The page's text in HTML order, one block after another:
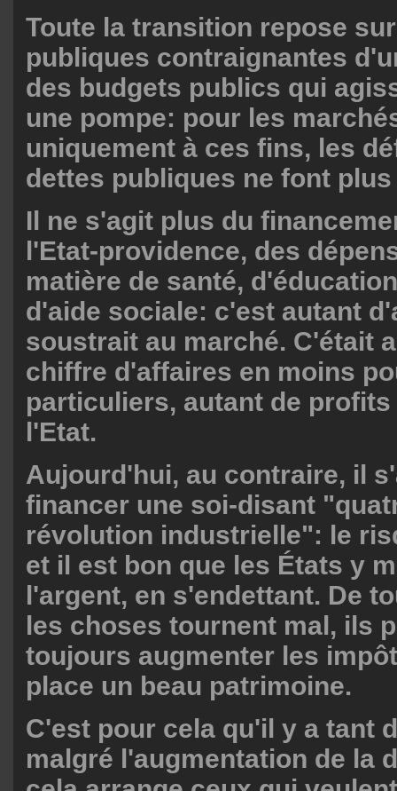
Toute la transition repose
publiques contraignantes
des budgets publics qui
une pompe: pour les
uniquement à ces fins, les
dettes publiques ne font plus
Il ne s'agit plus du
l'Etat-providence, des
matière de santé,
d'aide sociale: c'est autant
soustrait au marché. C'était
chiffre d'affaires en moins
particuliers, autant de
l'Etat.
Aujourd'hui, au contraire, il
financer une soi-disant
révolution industrielle": le
et il est bon que les États y
l'argent, en s'endettant. De
les choses tournent mal, ils
toujours augmenter les
place un beau patrimoine.
C'est pour cela qu'il y a tant
malgré l'augmentation de la